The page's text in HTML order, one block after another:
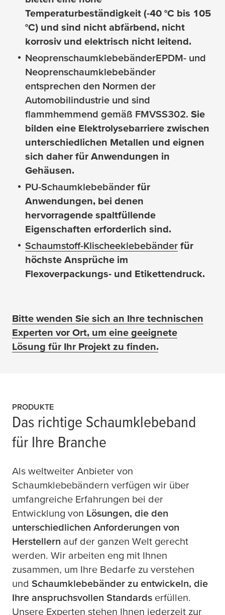
Temperaturbeständigkeit (-40 °C bis 105
°C) und sind nicht abfärbend, nicht
korrosiv und elektrisch nicht leitend.
NeoprenschaumklebebänderEPDM- und
Neoprenschaumklebebänder
entsprechen den Normen der
Automobilindustrie und sind
flammhemmend gemäß FMVSS302. Sie
bilden eine Elektrolysebarriere zwischen
unterschiedlichen Metallen und eignen
sich daher für Anwendungen in
Gehäusen.
PU-Schaumklebebänder für
Anwendungen, bei denen
hervorragende spaltfüllende
Eigenschaften erforderlich sind.
Schaumstoff-Klischeeklebebänder für
höchste Ansprüche im
Flexoverpackungs- und Etikettendruck.
Bitte wenden Sie sich an Ihre technischen
Experten vor Ort, um eine geeignete
Lösung für Ihr Projekt zu finden.
PRODUKTE
Das richtige Schaumklebeband
für Ihre Branche
Als weltweiter Anbieter von
Schaumklebebändern verfügen wir über
umfangreiche Erfahrungen bei der
Entwicklung von Lösungen, die den
unterschiedlichen Anforderungen von
Herstellern auf der ganzen Welt gerecht
werden. Wir arbeiten eng mit Ihnen
zusammen, um Ihre Bedarfe zu verstehen
und Schaumklebebänder zu entwickeln, die
Ihre anspruchsvollen Standards erfüllen.
Unsere Experten stehen Ihnen jederzeit zur